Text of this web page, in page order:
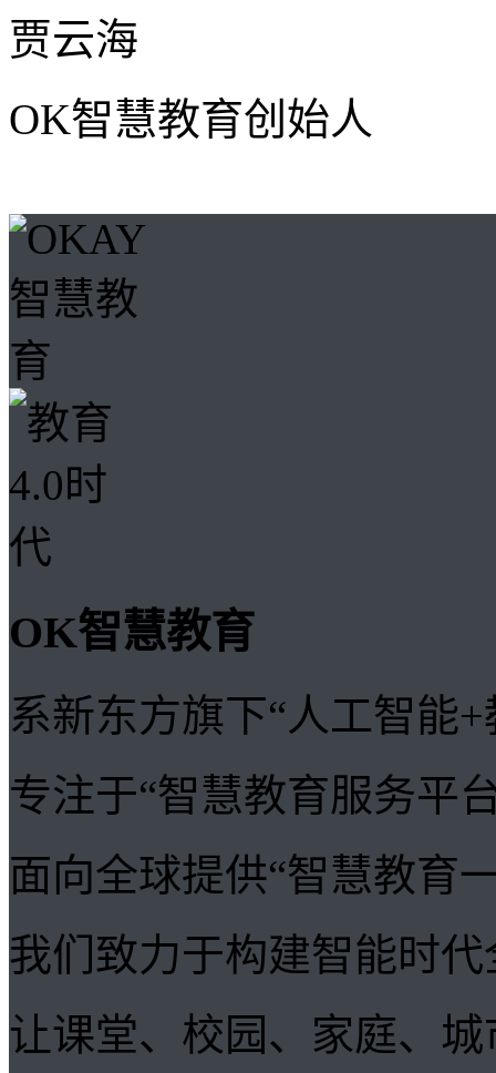
贾云海
OK智慧教育创始人
OK智慧教育
系新东方旗下“人工智能
专注于“智慧教育服务平
面向全球提供“智慧教育
我们致力于构建智能时
让课堂、校园、家庭、